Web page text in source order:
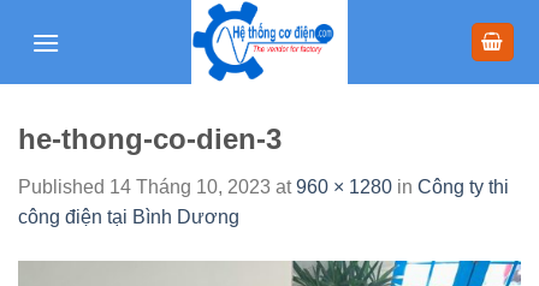
he-thong-co-dien-3
Published 14 Tháng 10, 2023 at960 × 1280 in Công ty thi
công điện tại Bình Dương